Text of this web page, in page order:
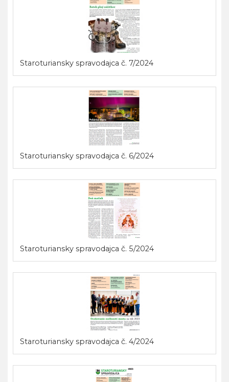
Staroturiansky spravodajca č. 7/2024
Staroturiansky spravodajca č. 6/2024
Staroturiansky spravodajca č. 5/2024
Staroturiansky spravodajca č. 4/2024